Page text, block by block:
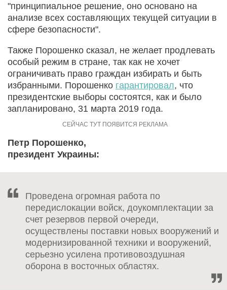
"принципиальное решение, оно основано на
анализе всех составляющих текущей ситуации в
сфере безопасности".
Также Порошенко сказал, не желает продлевать
особый режим в стране, так как не хочет
ограничивать право граждан избирать и быть
избранными. Порошенко гарантировал, что
президентские выборы состоятся, как и было
запланировано, 31 марта 2019 года.
Петр Порошенко,
президент Украины:
Проведена огромная работа по
передислокации войск, доукомплектации за
счет резервов первой очереди,
осуществлены поставки новых вооружений и
модернизированной техники и вооружений,
серьезно усилена противовоздушная
оборона в восточных областях.